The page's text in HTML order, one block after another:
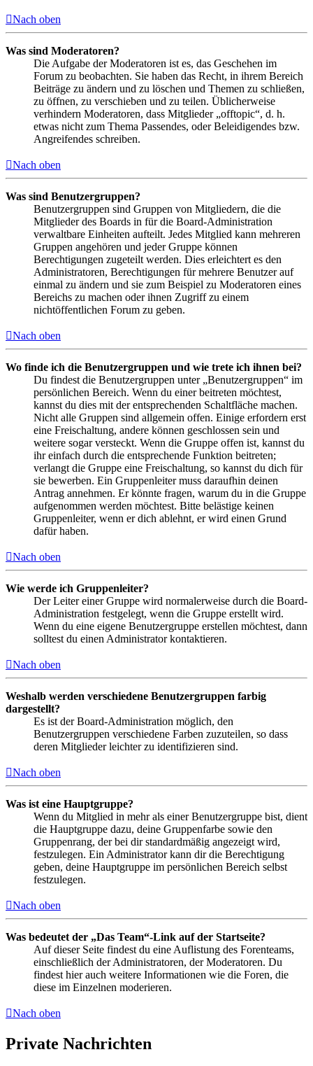
Nach oben
Was sind Moderatoren?
Die Aufgabe der Moderatoren ist es, das Geschehen im
Forum zu beobachten. Sie haben das Recht, in ihrem Bereich
Beiträge zu ändern und zu löschen und Themen zu schließen,
zu öffnen, zu verschieben und zu teilen. Üblicherweise
verhindern Moderatoren, dass Mitglieder „offtopic“, d. h.
etwas nicht zum Thema Passendes, oder Beleidigendes bzw.
Angreifendes schreiben.
Nach oben
Was sind Benutzergruppen?
Benutzergruppen sind Gruppen von Mitgliedern, die die
Mitglieder des Boards in für die Board-Administration
verwaltbare Einheiten aufteilt. Jedes Mitglied kann mehreren
Gruppen angehören und jeder Gruppe können
Berechtigungen zugeteilt werden. Dies erleichtert es den
Administratoren, Berechtigungen für mehrere Benutzer auf
einmal zu ändern und sie zum Beispiel zu Moderatoren eines
Bereichs zu machen oder ihnen Zugriff zu einem
nichtöffentlichen Forum zu geben.
Nach oben
Wo finde ich die Benutzergruppen und wie trete ich ihnen bei?
Du findest die Benutzergruppen unter „Benutzergruppen“ im
persönlichen Bereich. Wenn du einer beitreten möchtest,
kannst du dies mit der entsprechenden Schaltfläche machen.
Nicht alle Gruppen sind allgemein offen. Einige erfordern erst
eine Freischaltung, andere können geschlossen sein und
weitere sogar versteckt. Wenn die Gruppe offen ist, kannst du
ihr einfach durch die entsprechende Funktion beitreten;
verlangt die Gruppe eine Freischaltung, so kannst du dich für
sie bewerben. Ein Gruppenleiter muss daraufhin deinen
Antrag annehmen. Er könnte fragen, warum du in die Gruppe
aufgenommen werden möchtest. Bitte belästige keinen
Gruppenleiter, wenn er dich ablehnt, er wird einen Grund
dafür haben.
Nach oben
Wie werde ich Gruppenleiter?
Der Leiter einer Gruppe wird normalerweise durch die Board-
Administration festgelegt, wenn die Gruppe erstellt wird.
Wenn du eine eigene Benutzergruppe erstellen möchtest, dann
solltest du einen Administrator kontaktieren.
Nach oben
Weshalb werden verschiedene Benutzergruppen farbig
dargestellt?
Es ist der Board-Administration möglich, den
Benutzergruppen verschiedene Farben zuzuteilen, so dass
deren Mitglieder leichter zu identifizieren sind.
Nach oben
Was ist eine Hauptgruppe?
Wenn du Mitglied in mehr als einer Benutzergruppe bist, dient
die Hauptgruppe dazu, deine Gruppenfarbe sowie den
Gruppenrang, der bei dir standardmäßig angezeigt wird,
festzulegen. Ein Administrator kann dir die Berechtigung
geben, deine Hauptgruppe im persönlichen Bereich selbst
festzulegen.
Nach oben
Was bedeutet der „Das Team“-Link auf der Startseite?
Auf dieser Seite findest du eine Auflistung des Forenteams,
einschließlich der Administratoren, der Moderatoren. Du
findest hier auch weitere Informationen wie die Foren, die
diese im Einzelnen moderieren.
Nach oben
Private Nachrichten